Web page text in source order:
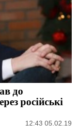
до
російські
12:43 05.02.19